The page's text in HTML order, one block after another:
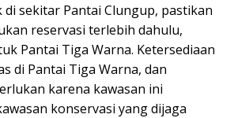
sekitar Pantai Clungup, pastikan
reservasi terlebih dahulu,
Pantai Tiga Warna. Ketersediaan
di Pantai Tiga Warna, dan
karena kawasan ini
konservasi yang dijaga